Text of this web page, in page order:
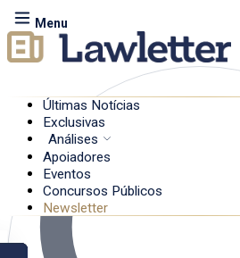
Menu
Últimas Notícias
Exclusivas
Análises
Apoiadores
Eventos
Concursos Públicos
Newsletter